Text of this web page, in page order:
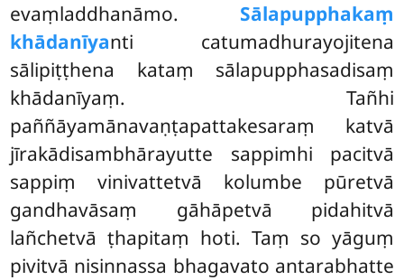
evaṃladdhanāmo. Sālapupphakaṃ
khādanīyanti catumadhurayojitena
sālipiṭṭhena kataṃ sālapupphasadisaṃ
khādanīyaṃ. Tañhi
paññāyamānavaṇṭapattakesaraṃ katvā
jīrakādisambhārayutte sappimhi pacitvā
sappiṃ vinivattetvā kolumbe pūretvā
gandhavāsaṃ gāhāpetvā pidahitvā
lañchetvā ṭhapitaṃ hoti. Taṃ so yāguṃ
pivitvā nisinnassa bhagavato antarabhatte